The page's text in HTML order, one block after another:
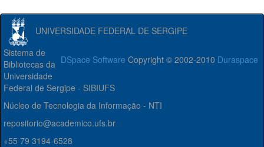
UNIVERSIDADE FEDERAL DE SERGIPE
DSpace Software Copyright © 2002-2010 Duraspace
Sistema de
Bibliotecas da
Universidade
Federal de Sergipe - SIBIUFS
Núcleo de Tecnologia da Informação - NTI
repositorio@academico.ufs.br
+55 79 3194-6528